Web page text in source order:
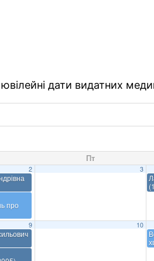
дати видатних
Пт
2
про
3
9 10